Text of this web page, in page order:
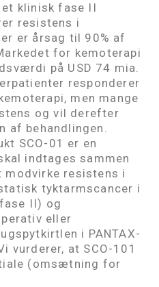
et klinisk fase II
resistens i
er årsag til 90% af
for kemoterapi
på USD 74 mia.
responderer
men mange
og vil derefter
af behandlingen.
SCO-01 er en
indtages sammen
modvirke resistens i
tyktarmscancer i
II) og
eller
i PANTAX-
vurderer, at SCO-101
(omsætning for